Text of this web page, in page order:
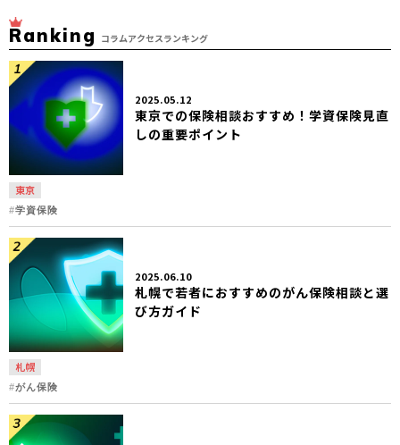
Ranking コラムアクセスランキング
2025.05.12
東京での保険相談おすすめ！学資保険見直
しの重要ポイント
東京
学資保険
2025.06.10
札幌で若者におすすめのがん保険相談と選
び方ガイド
札幌
がん保険